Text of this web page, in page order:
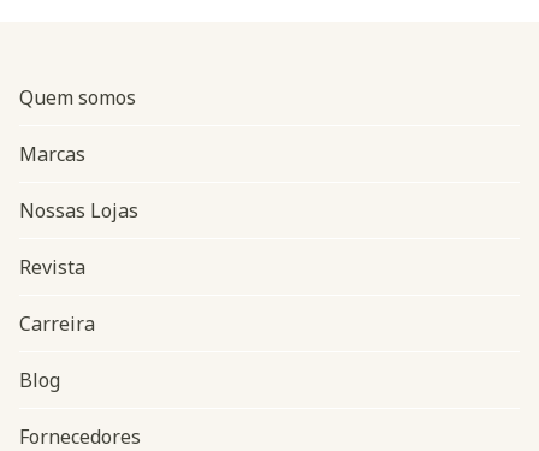
Navegação do rodapé
Quem somos
Marcas
Nossas Lojas
Revista
Carreira
Blog
Fornecedores